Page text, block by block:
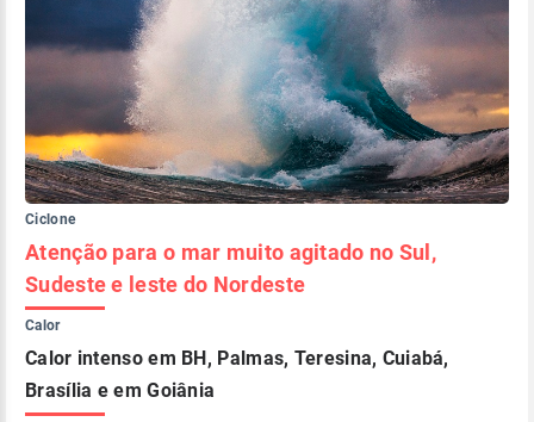
Ciclone
Atenção para o mar muito agitado no Sul,
Sudeste e leste do Nordeste
Calor
Calor intenso em BH, Palmas, Teresina, Cuiabá,
Brasília e em Goiânia